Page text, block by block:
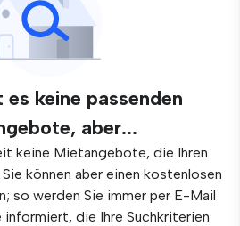
keine passenden
aber...
keine Mietangebote, die Ihren
können aber einen kostenlosen
so werden Sie immer per E-Mail
die Ihre Suchkriterien